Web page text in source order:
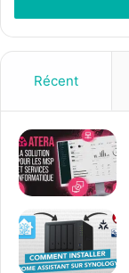
e
z
r
e
a
d
s
e
Récent